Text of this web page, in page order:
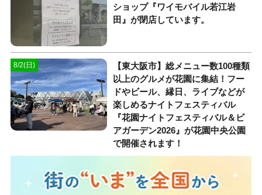
ショップ『ワイモバイル若江岩
田』が閉店しています。
8/2(日)
【東大阪市】総メニュー数100種類
以上のグルメが花園に集結！フー
ドやビール、縁日、ライブなどが
楽しめるナイトフェスティバル
『花園ナイトフェスティバル＆ビ
アガーデン2026』が花園中央公園
で開催されます！